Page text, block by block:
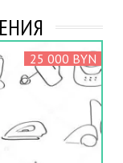
25 000 BYN